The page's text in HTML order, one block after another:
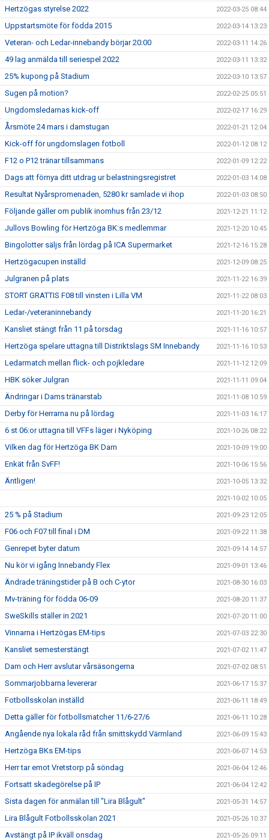
Hertzögas styrelse 2022 2022-03-25 08:44
Uppstartsmöte för födda 2015 2022-03-14 13:23
Veteran- och Ledar-innebandy börjar 20:00 2022-03-11 14:26
49 lag anmälda till seriespel 2022 2022-03-11 13:32
25% kupong på Stadium 2022-03-10 13:57
Sugen på motion? 2022-02-25 05:51
Ungdomsledarnas kick-off 2022-02-17 16:29
Årsmöte 24 mars i damstugan 2022-01-21 12:04
Kick-off för ungdomslagen fotboll 2022-01-12 08:12
F12 o P12 tränar tillsammans 2022-01-09 12:22
Dags att förnya ditt utdrag ur belastningsregistret 2022-01-03 14:08
Resultat Nyårspromenaden, 5280 kr samlade vi ihop 2022-01-03 08:50
Följande gäller om publik inomhus från 23/12 2021-12-21 11:12
Jullovs Bowling för Hertzöga BK:s medlemmar 2021-12-20 10:45
Bingolotter säljs från lördag på ICA Supermarket 2021-12-16 15:28
Hertzögacupen inställd 2021-12-09 08:25
Julgranen på plats 2021-11-22 16:39
STORT GRATTIS F08 till vinsten i Lilla VM 2021-11-22 08:03
Ledar-/veteraninnebandy 2021-11-20 16:21
Kansliet stängt från 11 på torsdag 2021-11-16 10:57
Hertzöga spelare uttagna till Distriktslags SM Innebandy 2021-11-16 10:53
Ledarmatch mellan flick- och pojkledare 2021-11-12 12:09
HBK söker Julgran 2021-11-11 09:04
Ändringar i Dams tränarstab 2021-11-08 10:59
Derby för Herrarna nu på lördag 2021-11-03 16:17
6 st 06:or uttagna till VFFs läger i Nyköping 2021-10-26 08:22
Vilken dag för Hertzöga BK Dam 2021-10-09 19:00
Enkät från SvFF! 2021-10-06 15:56
Äntligen! 2021-10-05 13:32
2021-10-02 10:05
25 % på Stadium 2021-09-23 12:05
F06 och F07 till final i DM 2021-09-22 11:38
Genrepet byter datum 2021-09-14 14:57
Nu kör vi igång Innebandy Flex 2021-09-01 13:46
Ändrade träningstider på B och C-ytor 2021-08-30 16:03
Mv-träning för födda 06-09 2021-08-20 11:37
SweSkills ställer in 2021 2021-07-20 11:00
Vinnarna i Hertzögas EM-tips 2021-07-03 22:30
Kansliet semesterstängt 2021-07-02 11:47
Dam och Herr avslutar vårsäsongerna 2021-07-02 08:51
Sommarjobbarna levererar 2021-06-17 15:37
Fotbollsskolan inställd 2021-06-11 18:49
Detta gäller för fotbollsmatcher 11/6-27/6 2021-06-11 10:28
Angående nya lokala råd från smittskydd Värmland 2021-06-09 15:43
Hertzöga BKs EM-tips 2021-06-07 14:53
Herr tar emot Vretstorp på söndag 2021-06-04 12:46
Fortsatt skadegörelse på IP 2021-06-04 12:42
Sista dagen för anmälan till "Lira Blågult" 2021-05-31 14:57
Lira Blågult Fotbollsskolan 2021 2021-05-26 10:37
Avstängt på IP ikväll onsdag 2021-05-26 09:11